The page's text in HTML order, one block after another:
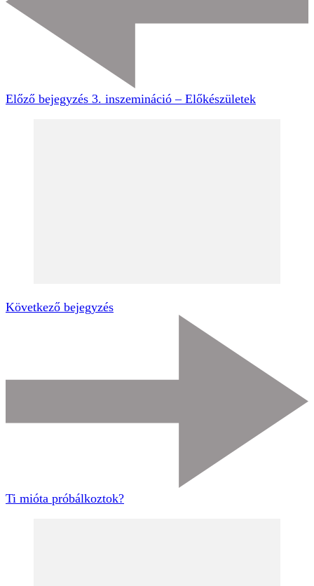
Előző bejegyzés 3. inszemináció – Előkészületek
Következő bejegyzés
Ti mióta próbálkoztok?